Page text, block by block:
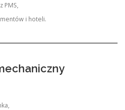
PMS,
i hoteli.